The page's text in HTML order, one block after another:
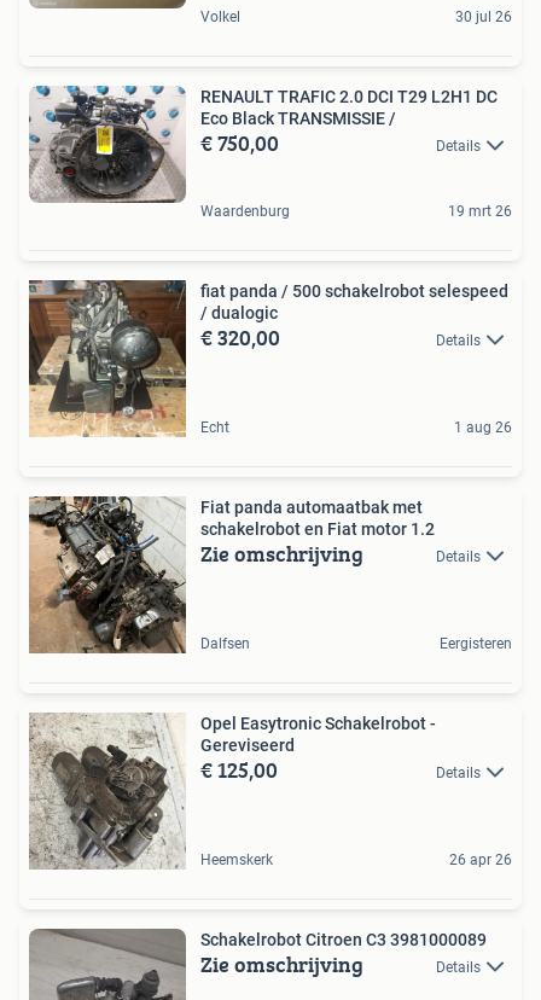
Volkel 30 jul 26
RENAULT TRAFIC 2.0 DCI T29 L2H1 DC
Eco Black TRANSMISSIE /
€ 750,00 Details
Waardenburg 19 mrt 26
fiat panda / 500 schakelrobot selespeed
/ dualogic
€ 320,00 Details
Echt 1 aug 26
Fiat panda automaatbak met
schakelrobot en Fiat motor 1.2
Zie omschrijving Details
Dalfsen Eergisteren
Opel Easytronic Schakelrobot -
Gereviseerd
€ 125,00 Details
Heemskerk 26 apr 26
Schakelrobot Citroen C3 3981000089
Zie omschrijving Details